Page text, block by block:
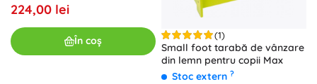
224,00 lei
În coș (1)
Small foot tarabă de vânzare
din lemn pentru copii Max
Stoc extern ?